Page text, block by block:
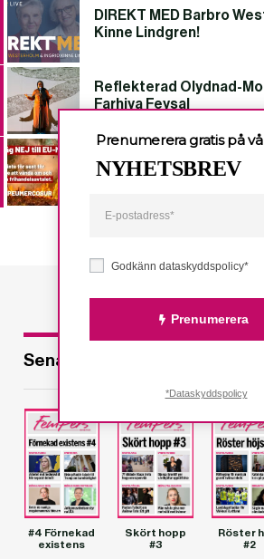
DIREKT MED Barbro
Kinne Lindgren!
Reflekterad Olydnad-
Farhiya Feysal
Sverige: Stoppa
Mercosur!
Senaste utgåvorna
#4 Förnekad
existens
Skört hopp
#3
Röster
#2
Godkänn dataskyddspolicy*
Prenumerera
Prenumerera gratis på
NYHETSBREV
*Dataskyddspolicy